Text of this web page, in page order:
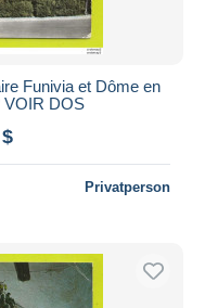
Funivia et Dôme en
VOIR DOS
Privatperson